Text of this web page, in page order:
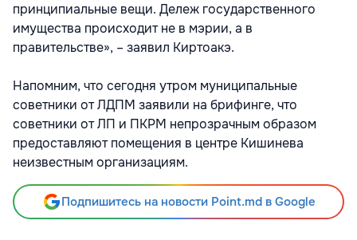
принципиальные вещи. Дележ государственного
имущества происходит не в мэрии, а в
правительстве», – заявил Киртоакэ.
Напомним, что сегодня утром муниципальные
советники от ЛДПМ заявили на брифинге, что
советники от ЛП и ПКРМ непрозрачным образом
предоставляют помещения в центре Кишинева
неизвестным организациям.
Подпишитесь на новости Point.md в Google